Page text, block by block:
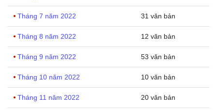
Tháng 7 năm 2022 31 văn bản
Tháng 8 năm 2022 12 văn bản
Tháng 9 năm 2022 53 văn bản
Tháng 10 năm 2022 10 văn bản
Tháng 11 năm 2022 20 văn bản